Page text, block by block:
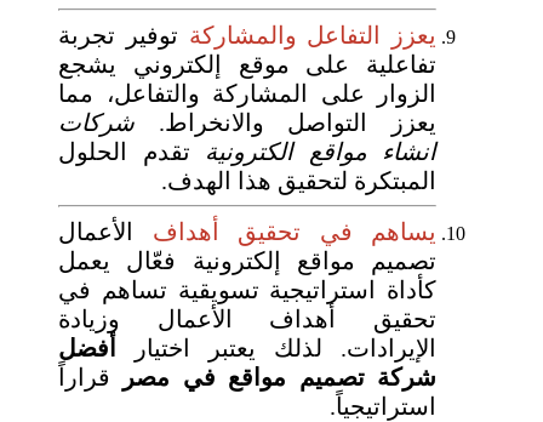
يعزز التفاعل والمشاركة توفير تجربة
تفاعلية على موقع إلكتروني يشجع
الزوار على المشاركة والتفاعل، مما
يعزز التواصل والانخراط. شركات
انشاء مواقع الكترونية تقدم الحلول
المبتكرة لتحقيق هذا الهدف.
يساهم في تحقيق أهداف الأعمال
تصميم مواقع إلكترونية فعّال يعمل
كأداة استراتيجية تسويقية تساهم في
تحقيق أهداف الأعمال وزيادة
الإيرادات. لذلك يعتبر اختيار
أفضل
شركة تصميم مواقع في مصر
قراراً
استراتيجياً.